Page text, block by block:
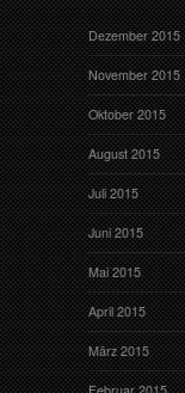
Dezember 2015
November 2015
Oktober 2015
August 2015
Juli 2015
Juni 2015
Mai 2015
April 2015
März 2015